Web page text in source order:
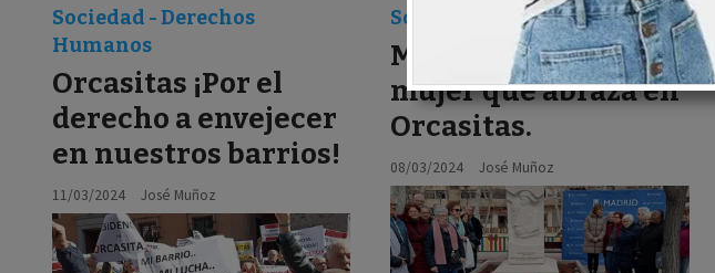
Orcasitas ¡Por el
derecho a envejecer
en nuestros barrios!
José Muñoz
Sociedad - Derechos
Humanos
11/03/2024
Monumento a la
mujer que abraza en
Orcasitas.
José Muñoz
Sociedad - Educación
08/03/2024